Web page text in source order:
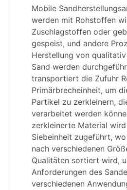
Mobile
werden mit Rohstoffen
Zuschlagstoffen oder
gespeist, und andere
Herstellung von
Sand werden
transportiert die Zufuhr
Primärbrecheinheit, um
Partikel zu zerkleinern,
verarbeitet werden
zerkleinerte Material
Siebeinheit zugeführt,
nach verschiedenen
Qualitäten sortiert wird,
Anforderungen des
verschiedenen